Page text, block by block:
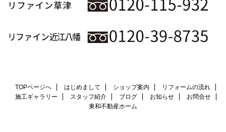
TOPページへ はじめまして ショップ案内
リフォームの流れ
施工ギャラリー
スタッフ紹介 ブログ お知らせ
お問合せ
東和不動産ホーム